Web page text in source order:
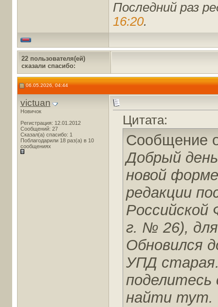
Последний раз
16:20.
22 пользователя(ей)
сказали cпасибо:
06.05.2026, 04:44
victuan
Новичок
Регистрация: 12.01.2012
Сообщений: 27
Сказал(а) спасибо: 1
Поблагодарили 18 раз(а) в 10
сообщениях
Цитата:
Сообщение
Добрый
новой
редакции
Российской
г. № 26),
Обновился
УПД
поделитесь
найти тут.